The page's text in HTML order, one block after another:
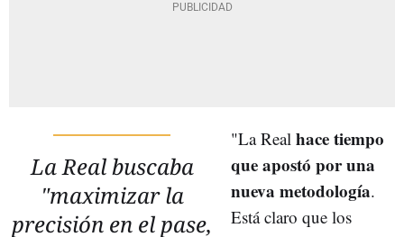
La Real buscaba
"maximizar la
precisión en el pase,
"La Real hace tiempo
que apostó por una
nueva metodología.
Está claro que los